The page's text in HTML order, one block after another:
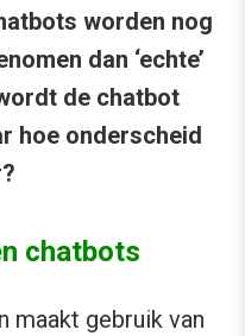
worden nog
dan ‘echte’
de chatbot
hoe onderscheid
chatbots
maakt gebruik van